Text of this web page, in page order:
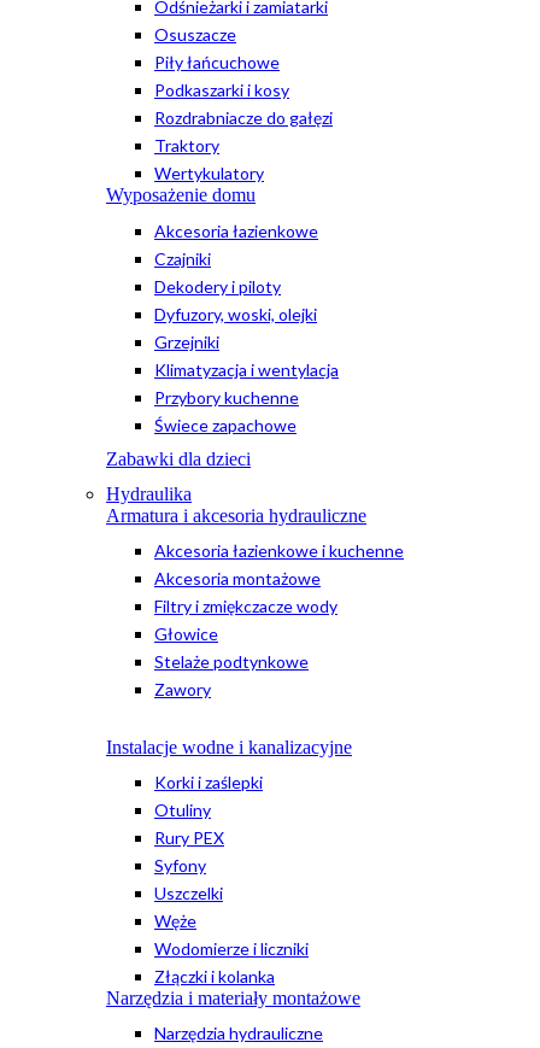
Odśnieżarki i zamiatarki
Osuszacze
Piły łańcuchowe
Podkaszarki i kosy
Rozdrabniacze do gałęzi
Traktory
Wertykulatory
Wyposażenie domu
Akcesoria łazienkowe
Czajniki
Dekodery i piloty
Dyfuzory, woski, olejki
Grzejniki
Klimatyzacja i wentylacja
Przybory kuchenne
Świece zapachowe
Zabawki dla dzieci
Hydraulika
Armatura i akcesoria hydrauliczne
Akcesoria łazienkowe i kuchenne
Akcesoria montażowe
Filtry i zmiękczacze wody
Głowice
Stelaże podtynkowe
Zawory
Instalacje wodne i kanalizacyjne
Korki i zaślepki
Otuliny
Rury PEX
Syfony
Uszczelki
Węże
Wodomierze i liczniki
Złączki i kolanka
Narzędzia i materiały montażowe
Narzędzia hydrauliczne